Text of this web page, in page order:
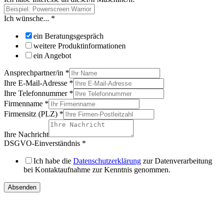
Ich wünsche... *
ein Beratungsgespräch
weitere Produktinformationen
ein Angebot
Ansprechpartner/in *
Ihre E-Mail-Adresse *
Ihre Telefonnummer *
Firmenname *
Firmensitz (PLZ) *
Ihre Nachricht
DSGVO-Einverständnis *
Ich habe die Datenschutzerklärung zur Datenverarbeitung
bei Kontaktaufnahme zur Kenntnis genommen.
Absenden